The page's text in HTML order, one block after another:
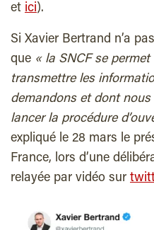
et ici).
Si Xavier Bertrand n’a
que « la SNCF se
transmettre les
demandons et dont
lancer la procédure
expliqué le 28 mars le
France, lors d’une
relayée par vidéo sur